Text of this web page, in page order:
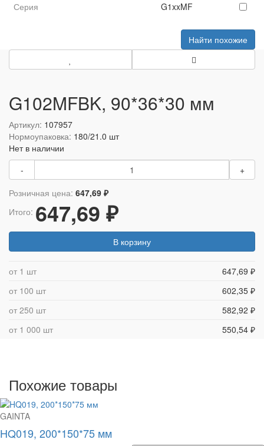
Серия
G1xxMF
Найти похожие
G102MFBK, 90*36*30 мм
Артикул: 107957
Нормоупаковка: 180/21.0 шт
Нет в наличии
-
+
Розничная цена: 647,69 ₽
Итого: 647,69 ₽
В корзину
от 1 шт
647,69 ₽
от 100 шт
602,35 ₽
от 250 шт
582,92 ₽
от 1 000 шт
550,54 ₽
Похожие товары
GAINTA
HQ019, 200*150*75 мм